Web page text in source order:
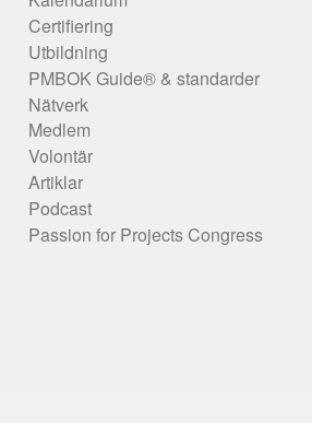
Certifiering
Utbildning
PMBOK Guide® & standarder
Nätverk
Medlem
Volontär
Artiklar
Podcast
Passion for Projects Congress